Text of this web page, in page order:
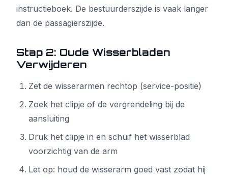
instructieboek. De bestuurderszijde is vaak langer
dan de passagierszijde.
Stap 2: Oude Wisserbladen
Verwijderen
Zet de wisserarmen rechtop (service-positie)
Zoek het clipje of de vergrendeling bij de
aansluiting
Druk het clipje in en schuif het wisserblad
voorzichtig van de arm
Let op: houd de wisserarm goed vast zodat hij